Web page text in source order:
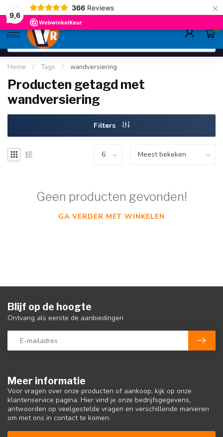
9,6
366 Reviews ×
deskundig adviessinds 1948 ruim
MENU
0
Home / Tags / wandversiering
Producten getagd met
wandversiering
Filters
Geen producten gevonden!
GA VERDER MET WINKELEN
Meer informatie
Voor vragen over onze producten of aankoop, kijk op onze
klantenservice pagina. Hier vind je onze bedrijfsgegevens,
antwoorden op veelgestelde vragen en verschillende manieren
om met ons in contact te komen.
Blijf op de hoogte
Ontvang als eerste de aanbiedingen